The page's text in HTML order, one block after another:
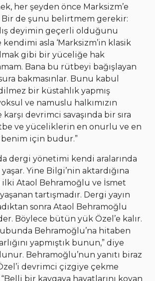
her şeyden önce Marksizm’e
Bir de şunu belirtmem gerekir:
deyimin geçerli olduğunu
asla ‘Marksizm’in klasik
gibi bir yüceliğe hak
Bana bu rütbeyi bağışlayan
bakmasınlar. Bunu kabul
bir küstahlık yapmış
ve namuslu halkımızın
devrimci savaşında bir sıra
ve yüceliklerin en onurlu ve en
benim için budur.”
dergi yönetimi kendi aralarında
Yine Bilgi’nin aktardığına
Ataol Behramoğlu ve İsmet
tartışmadır. Dergi yayın
sonra Ataol Behramoğlu
Böylece bütün yük Özel’e kalır.
Behramoğlu’na hitaben
yapmıştık bunun,” diye
Behramoğlu’nun yanıtı biraz
devrimci çizgiye çekme
bir kavgaya hayatlarını koyan